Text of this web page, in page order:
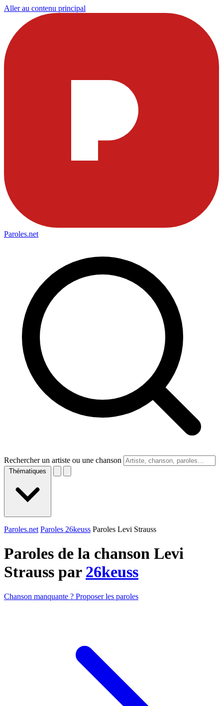
Aller au contenu principal
Paroles.net
Rechercher un artiste ou une chanson
Thématiques
Paroles.net Paroles 26keuss Paroles Levi Strauss
Paroles de la chanson Levi
Strauss par 26keuss
Chanson manquante ? Proposer les paroles